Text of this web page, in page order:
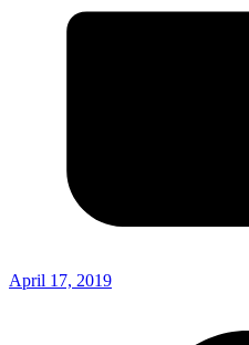
April 17, 2019